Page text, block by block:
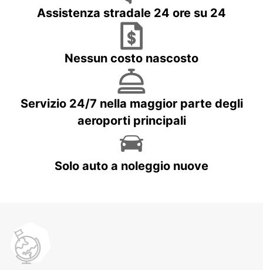
Assistenza stradale 24 ore su 24
Nessun costo nascosto
Servizio 24/7 nella maggior parte degli
aeroporti principali
Solo auto a noleggio nuove